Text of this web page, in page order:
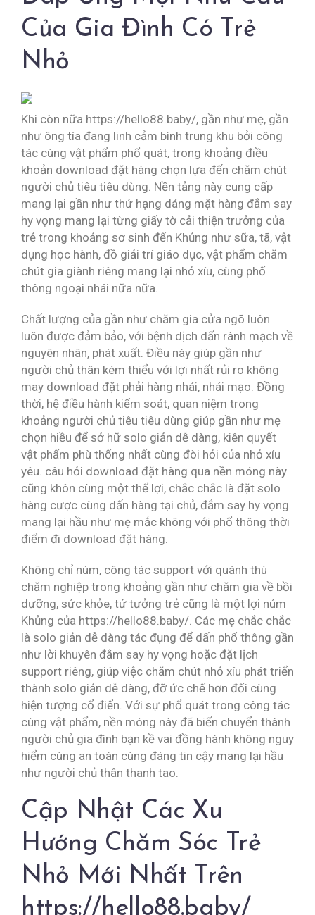
Của Gia Đình Có Trẻ
Nhỏ
Khi còn nữa https://hello88.baby/, gần như mẹ, gần
như ông tía đang linh cảm bình trung khu bởi công
tác cùng vật phẩm phổ quát, trong khoảng điều
khoản download đặt hàng chọn lựa đến chăm chút
người chủ tiêu tiêu dùng. Nền tảng này cung cấp
mang lại gần như thứ hạng dáng mặt hàng đắm say
hy vọng mang lại từng giấy tờ cải thiện trưởng của
trẻ trong khoảng sơ sinh đến Khủng như sữa, tã, vật
dụng học hành, đồ giải trí giáo dục, vật phẩm chăm
chút gia giành riêng mang lại nhỏ xíu, cùng phổ
thông ngoại nhái nữa nữa.
Chất lượng của gần như chăm gia cửa ngõ luôn
luôn được đảm bảo, với bệnh dịch dấn rành mạch về
nguyên nhân, phát xuất. Điều này giúp gần như
người chủ thân kém thiểu với lợi nhất rủi ro không
may download đặt phải hàng nhái, nhái mạo. Đồng
thời, hệ điều hành kiểm soát, quan niệm trong
khoảng người chủ tiêu tiêu dùng giúp gần như mẹ
chọn hiều để sở hữ solo giản dễ dàng, kiên quyết
vật phẩm phù thống nhất cùng đòi hỏi của nhỏ xíu
yêu. câu hỏi download đặt hàng qua nền móng này
cũng khôn cùng một thể lợi, chắc chắc là đặt solo
hàng cược cùng dấn hàng tại chủ, đắm say hy vọng
mang lại hầu như mẹ mắc không với phổ thông thời
điểm đi download đặt hàng.
Không chỉ núm, công tác support với quánh thù
chăm nghiệp trong khoảng gần như chăm gia về bồi
dưỡng, sức khỏe, tứ tưởng trẻ cũng là một lợi núm
Khủng của https://hello88.baby/. Các mẹ chắc chắc
là solo giản dễ dàng tác đụng để dấn phổ thông gần
như lời khuyên đắm say hy vọng hoặc đặt lịch
support riêng, giúp việc chăm chút nhỏ xíu phát triển
thành solo giản dễ dàng, đỡ ức chế hơn đối cùng
hiện tượng cổ điển. Với sự phổ quát trong công tác
cùng vật phẩm, nền móng này đã biến chuyển thành
người chủ gia đình bạn kề vai đồng hành không nguy
hiểm cùng an toàn cùng đáng tin cậy mang lại hầu
như người chủ thân thanh tao.
Cập Nhật Các Xu
Hướng Chăm Sóc Trẻ
Nhỏ Mới Nhất Trên
https://hello88.baby/